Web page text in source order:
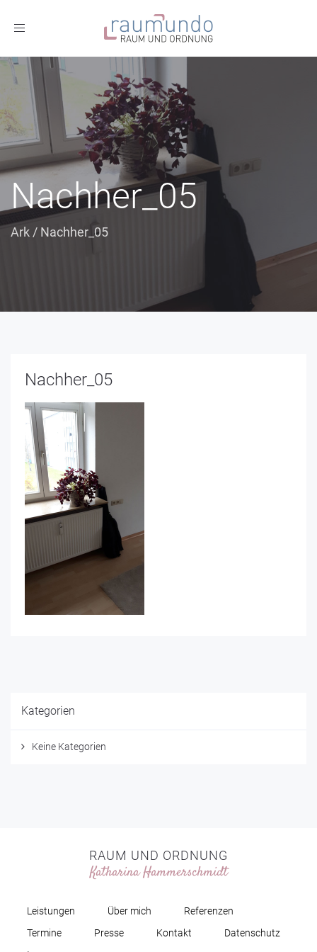
Toggle
Nachher_05
Ark / Nachher_05
Nachher_05
Kategorien
Keine Kategorien
RAUM UND ORDNUNG
Katharina Hammerschmidt
Leistungen Über mich
Referenzen
Termine
Presse Kontakt
Datenschutz